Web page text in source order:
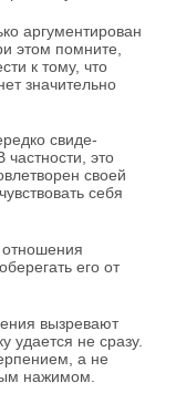
аргумен­тирован
этом помните,
к тому, что
зна­чительно
свиде­
частности, это
своей
се­бя
его от
вызре­вают
удается не сразу.
а не
на­жимом.